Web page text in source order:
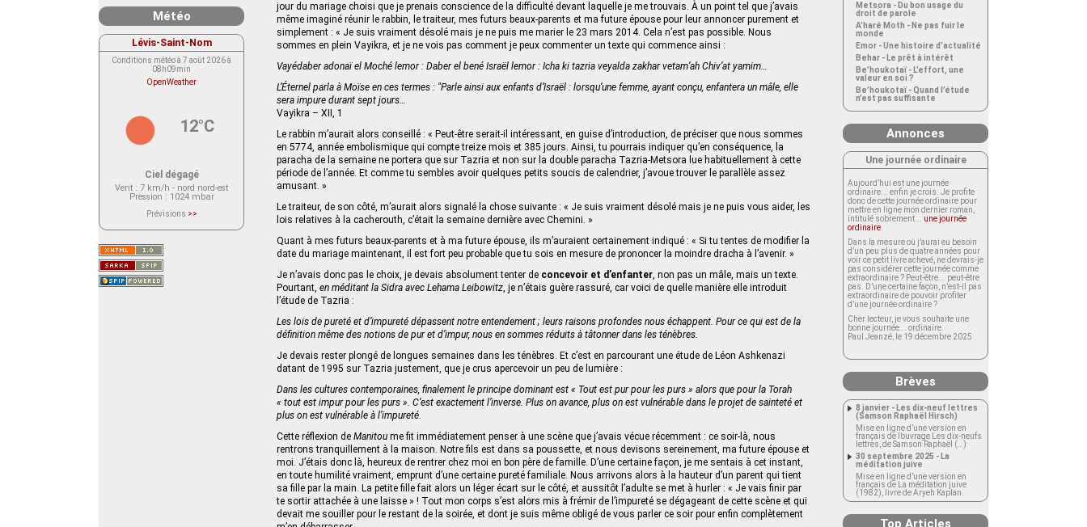
jour du mariage choisi que je prenais conscience de la difficulté devant laquelle je me trouvais. À un point tel que j’avais
même imaginé réunir le rabbin, le traiteur, mes futurs beaux-parents et ma future épouse pour leur annoncer purement et
simplement : « Je suis vraiment désolé mais je ne puis me marier le 23 mars 2014. Cela n’est pas possible. Nous
sommes en plein Vayikra, et je ne vois pas comment je peux commenter un texte qui commence ainsi :
Vayédaber adonaï el Moché lemor : Daber el bené Israël lemor : Icha ki tazria veyalda zakhar vetam’ah Chiv’at yamim…
L’Éternel parla à Moïse en ces termes : "Parle ainsi aux enfants d’Israël : lorsqu’une femme, ayant conçu, enfantera un mâle, elle
sera impure durant sept jours…
Vayikra – XII, 1
Le rabbin m’aurait alors conseillé : « Peut-être serait-il intéressant, en guise d’introduction, de préciser que nous sommes
en 5774, année embolismique qui compte treize mois et 385 jours. Ainsi, tu pourrais indiquer qu’en conséquence, la
paracha de la semaine ne portera que sur Tazria et non sur la double paracha Tazria-Metsora lue habituellement à cette
période de l’année. Et comme tu sembles avoir quelques petits soucis de calendrier, j’avoue trouver le parallèle assez
amusant. »
Le traiteur, de son côté, m’aurait alors signalé la chose suivante : « Je suis vraiment désolé mais je ne puis vous aider, les
lois relatives à la cacherouth, c’était la semaine dernière avec Chemini. »
Quant à mes futurs beaux-parents et à ma future épouse, ils m’auraient certainement indiqué : « Si tu tentes de modifier la
date du mariage maintenant, il est fort peu probable que tu sois en mesure de prononcer la moindre dracha à l’avenir. »
Je n’avais donc pas le choix, je devais absolument tenter de concevoir et d’enfanter, non pas un mâle, mais un texte.
Pourtant, en méditant la Sidra avec Lehama Leibowitz, je n’étais guère rassuré, car voici de quelle manière elle introduit
l’étude de Tazria :
Les lois de pureté et d’impureté dépassent notre entendement ; leurs raisons profondes nous échappent. Pour ce qui est de la
définition même des notions de pur et d’impur, nous en sommes réduits à tâtonner dans les ténèbres.
Je devais rester plongé de longues semaines dans les ténèbres. Et c’est en parcourant une étude de Léon Ashkenazi
datant de 1995 sur Tazria justement, que je crus apercevoir un peu de lumière :
Dans les cultures contemporaines, finalement le principe dominant est « Tout est pur pour les purs » alors que pour la Torah
« tout est impur pour les purs ». C’est exactement l’inverse. Plus on avance, plus on est vulnérable dans le projet de sainteté et
plus on est vulnérable à l’impureté.
Cette réflexion de Manitou me fit immédiatement penser à une scène que j’avais vécue récemment : ce soir-là, nous
rentrons tranquillement à la maison. Notre fils est dans sa poussette, et nous devisons sereinement, ma future épouse et
moi. J’étais donc là, heureux de rentrer chez moi en bon père de famille. D’une certaine façon, je me sentais à cet instant,
en toute humilité vraiment, emprunt d’une certaine pureté familiale. Nous arrivons alors à la hauteur d’un parent qui tient
sa fille par la main. La petite fille fait alors un léger écart sur le côté, et aussitôt l’adulte se met à hurler : « Je vais finir par
te sortir attachée à une laisse » ! Tout mon corps s’est alors mis à frémir de l’impureté se dégageant de cette scène et qui
devait me souiller pour le restant de la soirée, et dont je suis même obligé de vous parler ce soir pour enfin complètement
Météo
Lévis-Saint-Nom
Conditions météo à 7 août 2026 à
08h09min
OpenWeather
12°C
Ciel dégagé
Vent : 7 km/h - nord nord-est
Pression : 1024 mbar
Prévisions >>
actuellement aucune prévision
Saint-Nom.
Veuillez consulter le message du
service ci-dessous.
(401 - Invalid API key. Please see
https://openweathermap.org/faq#error401
Metsora - Du bon usage du
droit de parole
A’haré Moth - Ne pas fuir le
monde
Emor - Une histoire d’actualité
Behar - Le prêt à intérêt
Be’houkotaï - L’effort, une
valeur en soi ?
Be’houkotaï - Quand l’étude
n’est pas suffisante
Annonces
Une journée ordinaire
Aujourd’hui est une journée
ordinaire... enfin je crois. Je profite
donc de cette journée ordinaire pour
mettre en ligne mon dernier roman,
intitulé sobrement... une journée
ordinaire
Dans la mesure où j’aurai eu besoin
d’un peu plus de quatre années pour
voir ce petit livre achevé, ne devrais-je
pas considérer cette journée comme
extraordinaire ? Peut-être... peut-être
pas. D’une certaine façon, n’est-il pas
extraordinaire de pouvoir profiter
d’une journée ordinaire ?
Cher lecteur, je vous souhaite une
bonne journée... ordinaire.
Paul Jeanzé, le 19 décembre 2025
Brèves
8 janvier - Les dix-neuf lettres
(Samson Raphaël Hirsch)
Mise en ligne d’une version en
français de l’ouvrage Les dix-neufs
lettres, de Samson Raphaël (…)
30 septembre 2025 - La
méditation juive
Mise en ligne d’une version en
français de La méditation juive
(1982), livre de Aryeh Kaplan.
Top Articles